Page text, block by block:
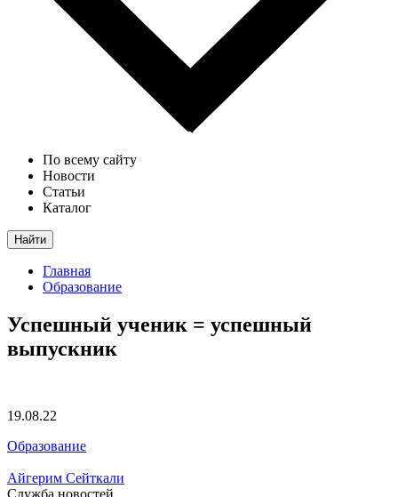
По всему сайту
Новости
Статьи
Каталог
Найти
Главная
Образование
Успешный ученик = успешный
выпускник
19.08.22
Образование
Айгерим Сейткали